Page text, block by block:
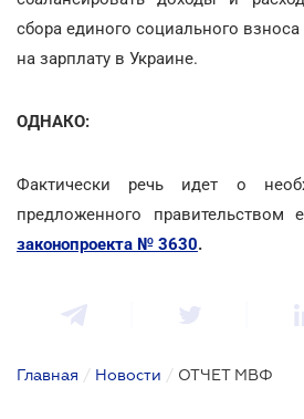
сбора единого социального
на зарплату в Украине.
ОДНАКО:
Фактически речь идет о
предложенного
законопроекта № 3630.
Главная / Новости / ОТЧЕТ МВФ